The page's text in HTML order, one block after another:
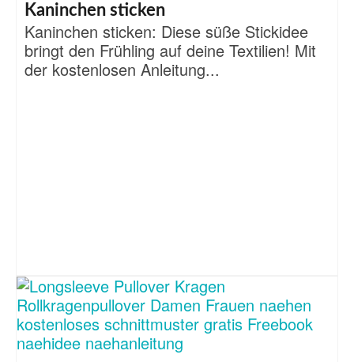
Kaninchen sticken
Kaninchen sticken: Diese süße Stickidee
bringt den Frühling auf deine Textilien! Mit
der kostenlosen Anleitung...